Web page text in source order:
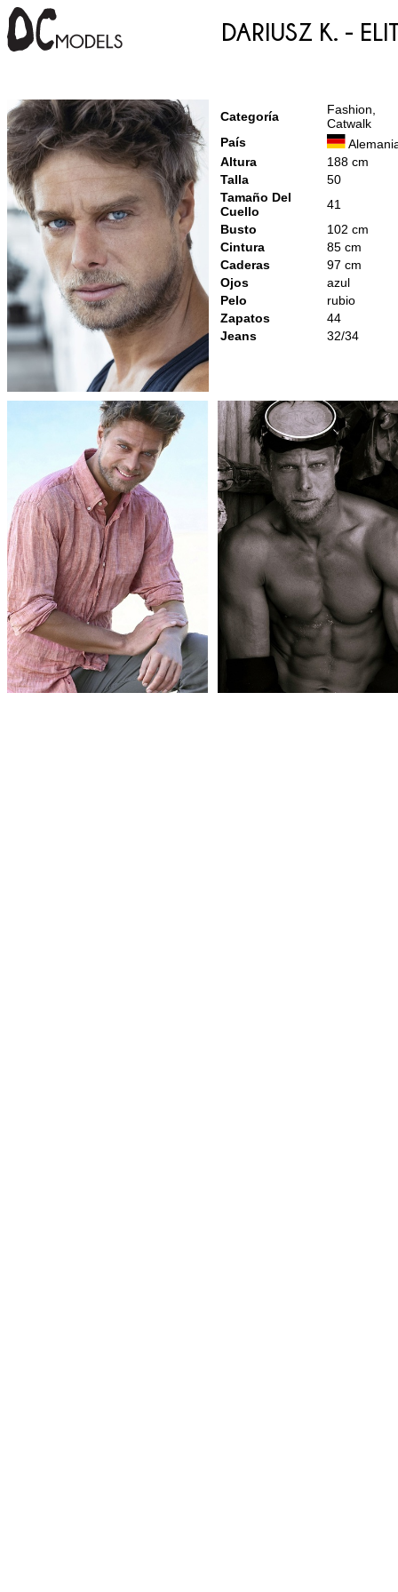
Dariusz K. -
Categoría
Fashion,
Catwalk
País
Altura
188 cm
Talla
50
Tamaño Del
Cuello
41
Busto
102 cm
Cintura
85 cm
Caderas
97 cm
Ojos
azul
Pelo
rubio
Zapatos
44
Jeans
32/34